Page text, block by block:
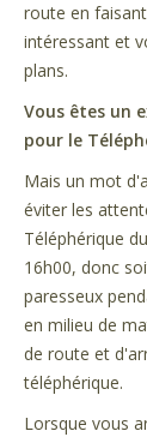
route en
intéressant et
plans.
Vous êtes un
pour le
Mais un mot
éviter les
Téléphérique
16h00, donc
paresseux
en milieu de
de route et
téléphérique.
Lorsque vous